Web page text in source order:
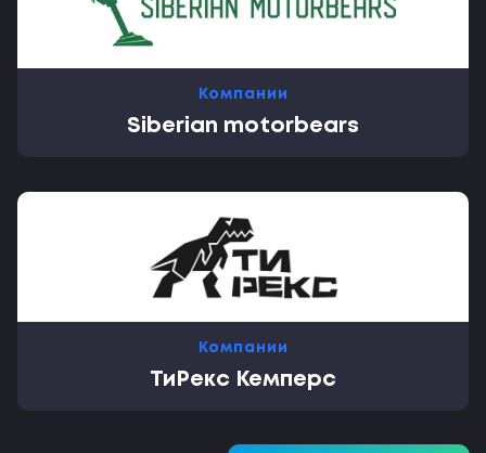
Компании
Siberian motorbears
Компании
ТиРекс Кемперс